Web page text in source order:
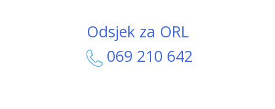
Odsjek za ORL
069 210 642